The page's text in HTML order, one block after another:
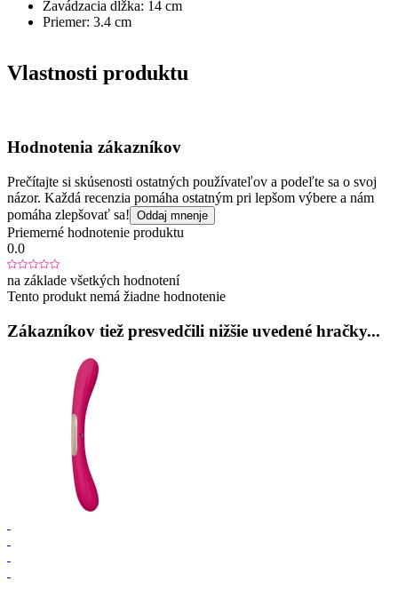
Zavádzacia dĺžka: 14 cm
Priemer: 3.4 cm
Vlastnosti produktu
Hodnotenia zákazníkov
Prečítajte si skúsenosti ostatných používateľov a podeľte sa o svoj
názor. Každá recenzia pomáha ostatným pri lepšom výbere a nám
pomáha zlepšovať sa! Oddaj mnenje
Priemerné hodnotenie produktu
0.0
na základe všetkých hodnotení
Tento produkt nemá žiadne hodnotenie
Zákazníkov tiež presvedčili nižšie uvedené hračky...